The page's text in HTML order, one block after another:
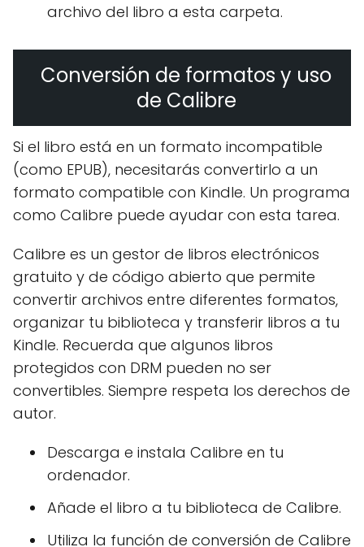
archivo del libro a esta carpeta.
Conversión de formatos y uso
de Calibre
Si el libro está en un formato incompatible
(como EPUB), necesitarás convertirlo a un
formato compatible con Kindle. Un programa
como Calibre puede ayudar con esta tarea.
Calibre es un gestor de libros electrónicos
gratuito y de código abierto que permite
convertir archivos entre diferentes formatos,
organizar tu biblioteca y transferir libros a tu
Kindle. Recuerda que algunos libros
protegidos con DRM pueden no ser
convertibles. Siempre respeta los derechos de
autor.
Descarga e instala Calibre en tu
ordenador.
Añade el libro a tu biblioteca de Calibre.
Utiliza la función de conversión de Calibre